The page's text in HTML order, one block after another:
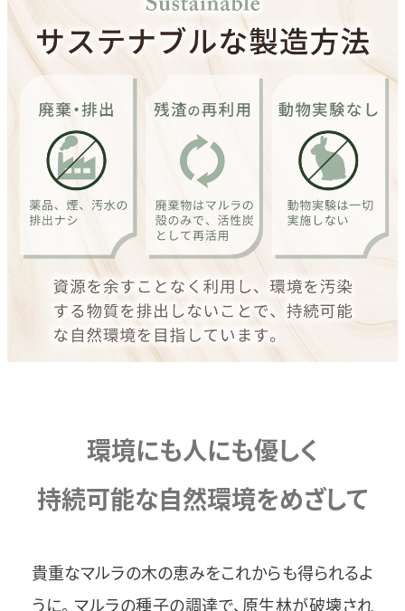
環境にも人にも優しく
持続可能な自然環境をめざして
貴重なマルラの木の恵みをこれからも得られるよ
うに。 マルラの種子の調達で、原生林が破壊され